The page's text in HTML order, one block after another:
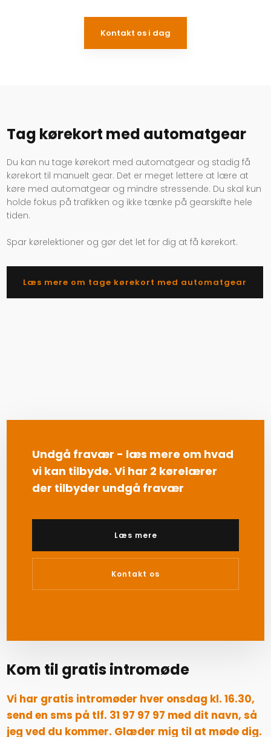
Kontakt os i dag
Tag kørekort med automatgear
Du kan nu tage kørekort med automatgear og stadig få
kørekort til manuelt gear. Det er meget lettere at lære at
køre med automatgear og mindre stressende. Du skal kun
holde fokus på trafikken og ikke tænke på gearskifte hele
tiden.
Spar kørelektioner og gør det let for dig at få kørekort.
Læs mere om tage kørekort med automatgear
Undgå fravær - læs mere om hvad
vi kan tilbyde. Vi har 2 kørelærer
der tilbyder undgå fravær
Læs mere
Kontakt os
Kom til gratis intromøde
Vi har gratis intromøder hver onsdag kl. 16.30,
send en sms på tlf. 31 97 97 97 med dit navn, så
jeg ved du kommer. Glæder mig til at møde dig.